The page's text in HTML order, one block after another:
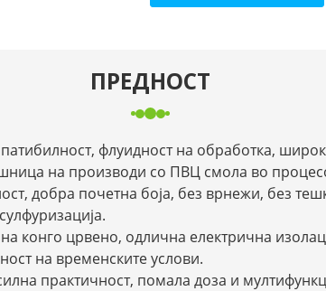
ПРЕДНОСТ
флуидност на обработка,
на производи со ПВЦ смола во
добра почетна боја, без врнежи, без
конго црвено, одлична електрична
на временските услови.
практичност, помала доза и